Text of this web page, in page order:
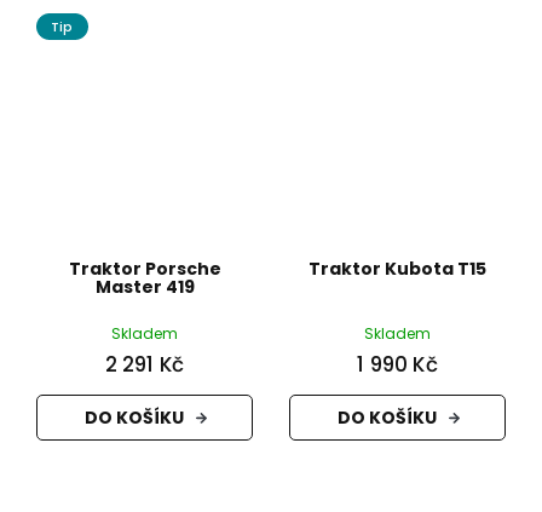
Tip
Traktor Porsche
Master 419
Skladem
2 291 Kč
DO KOŠÍKU
Traktor Kubota T15
Skladem
1 990 Kč
DO KOŠÍKU